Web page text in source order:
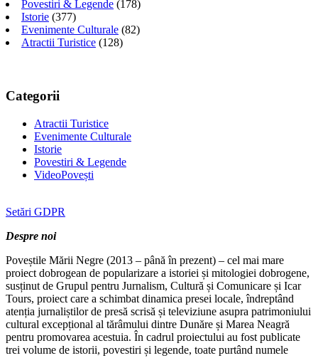
Povestiri & Legende (178)
Istorie (377)
Evenimente Culturale (82)
Atractii Turistice (128)
Categorii
Atractii Turistice
Evenimente Culturale
Istorie
Povestiri & Legende
VideoPovești
Setări GDPR
Despre noi
Poveștile Mării Negre (2013 – până în prezent) – cel mai mare
proiect dobrogean de popularizare a istoriei și mitologiei dobrogene,
susținut de Grupul pentru Jurnalism, Cultură și Comunicare și Icar
Tours, proiect care a schimbat dinamica presei locale, îndreptând
atenția jurnaliștilor de presă scrisă și televiziune asupra patrimoniului
cultural excepțional al tărâmului dintre Dunăre și Marea Neagră
pentru promovarea acestuia. În cadrul proiectului au fost publicate
trei volume de istorii, povestiri și legende, toate purtând numele